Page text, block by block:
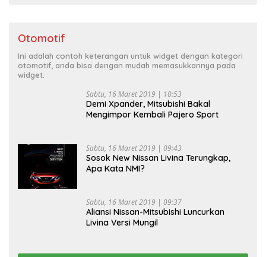
Otomotif
Ini adalah contoh keterangan untuk widget dengan kategori
otomotif, anda bisa dengan mudah memasukkannya pada
widget.
Sabtu, 16 Maret 2019 | 10:53
Demi Xpander, Mitsubishi Bakal
Mengimpor Kembali Pajero Sport
Sabtu, 16 Maret 2019 | 09:43
Sosok New Nissan Livina Terungkap,
Apa Kata NMI?
Sabtu, 16 Maret 2019 | 09:37
Aliansi Nissan-Mitsubishi Luncurkan
Livina Versi Mungil